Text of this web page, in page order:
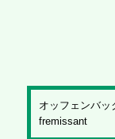
オッフェンバ
fremissant